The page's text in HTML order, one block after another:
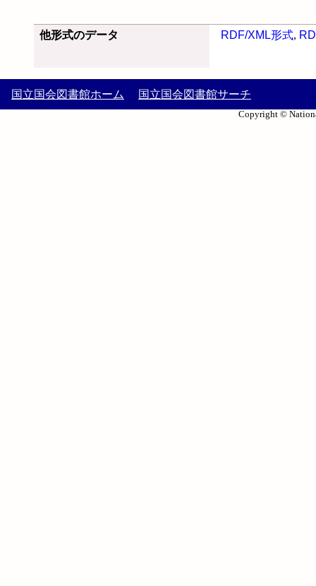
他形式のデータ RDF/XML形式,
国立国会図書館ホーム 国立国会図書館サーチ
Copyright ©